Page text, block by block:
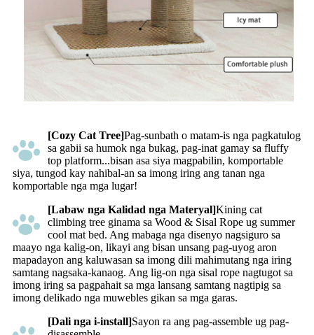
[Cozy Cat Tree]Pag-sunbath o matam-is nga pagkatulog
sa gabii sa humok nga bukag, pag-inat gamay sa fluffy
top platform...bisan asa siya magpabilin, komportable
siya, tungod kay nahibal-an sa imong iring ang tanan nga
komportable nga mga lugar!
[Labaw nga Kalidad nga Materyal]Kining cat
climbing tree ginama sa Wood & Sisal Rope ug summer
cool mat bed. Ang mabaga nga disenyo nagsiguro sa
maayo nga kalig-on, likayi ang bisan unsang pag-uyog aron
mapadayon ang kaluwasan sa imong dili mahimutang nga iring
samtang nagsaka-kanaog. Ang lig-on nga sisal rope nagtugot sa
imong iring sa pagpahait sa mga lansang samtang nagtipig sa
imong delikado nga muwebles gikan sa mga garas.
[Dali nga i-install]Sayon ra ang pag-assemble ug pag-